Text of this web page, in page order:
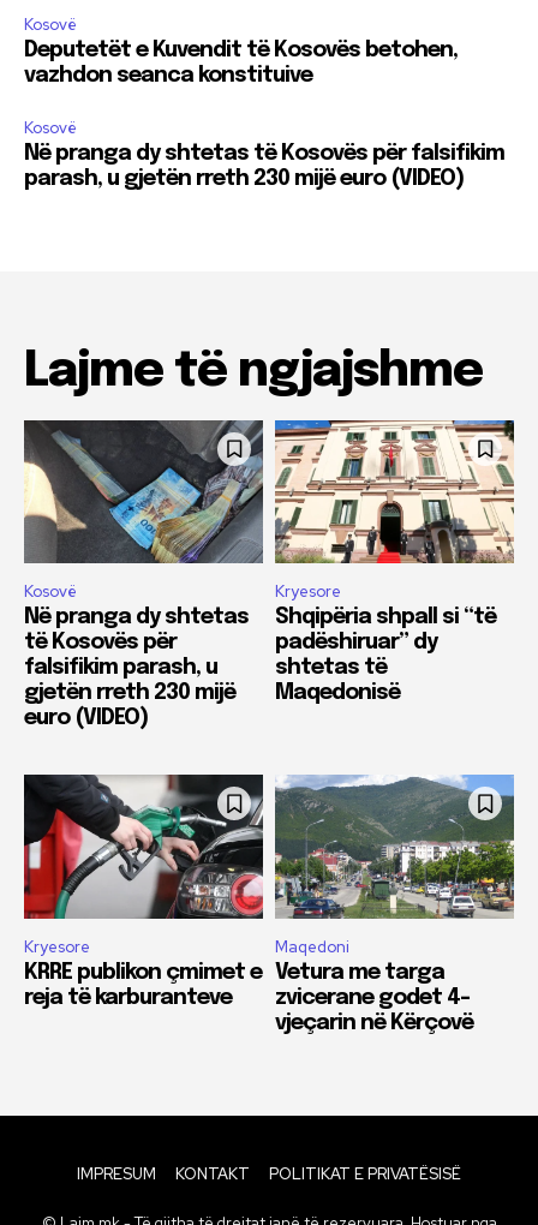
Kosovë
Deputetët e Kuvendit të Kosovës betohen,
vazhdon seanca konstituive
Kosovë
Në pranga dy shtetas të Kosovës për falsifikim
parash, u gjetën rreth 230 mijë euro (VIDEO)
Lajme të ngjajshme
Kosovë
Në pranga dy shtetas
të Kosovës për
falsifikim parash, u
gjetën rreth 230 mijë
euro (VIDEO)
Kryesore
Shqipëria shpall si “të
padëshiruar” dy
shtetas të
Maqedonisë
Kryesore
KRRE publikon çmimet e
reja të karburanteve
Maqedoni
Vetura me targa
zvicerane godet 4-
vjeçarin në Kërçovë
IMPRESUM KONTAKT POLITIKAT E PRIVATËSISË